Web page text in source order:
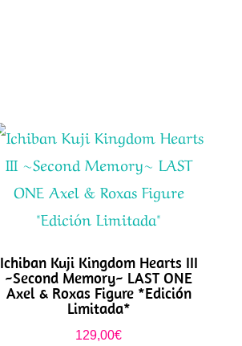
Ichiban Kuji Kingdom Hearts III
~Second Memory~ LAST ONE
Axel & Roxas Figure *Edición
Limitada*
129,00€